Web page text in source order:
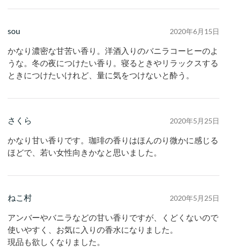
sou 2020年6月15日
かなり濃密な甘苦い香り。洋酒入りのバニラコーヒーのよ
うな。冬の夜につけたい香り。寝るときやリラックスする
ときにつけたいけれど、量に気をつけないと酔う。
さくら 2020年5月25日
かなり甘い香りです。珈琲の香りはほんのり微かに感じる
ほどで、若い女性向きかなと思いました。
ねこ村 2020年5月25日
アンバーやバニラなどの甘い香りですが、くどくないので
使いやすく、お気に入りの香水になりました。
現品も欲しくなりました。